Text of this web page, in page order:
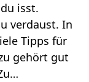
isst.
verdaust. In
Tipps für
gehört gut